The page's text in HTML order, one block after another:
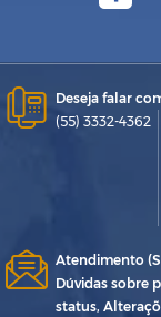
Deseja falar
(55) 3332-4362
Atendimento
Dúvidas sobre
status,